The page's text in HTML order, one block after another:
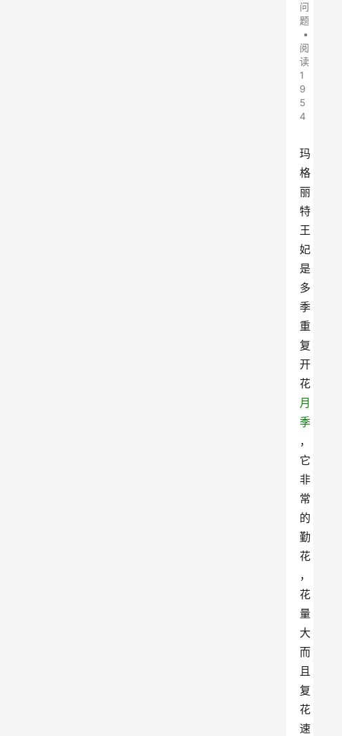
问
题
•
阅
读
1
9
5
4
玛
格
丽
特
王
妃
是
多
季
重
复
开
花
月
季
，
它
非
常
的
勤
花
，
花
量
大
而
且
复
花
速